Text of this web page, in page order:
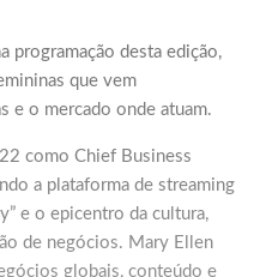
programação desta edição,
que vem
e o mercado onde atuam.
como Chief Business
a plataforma de streaming
e o epicentro da cultura,
de negócios. Mary Ellen
globais, conteúdo e